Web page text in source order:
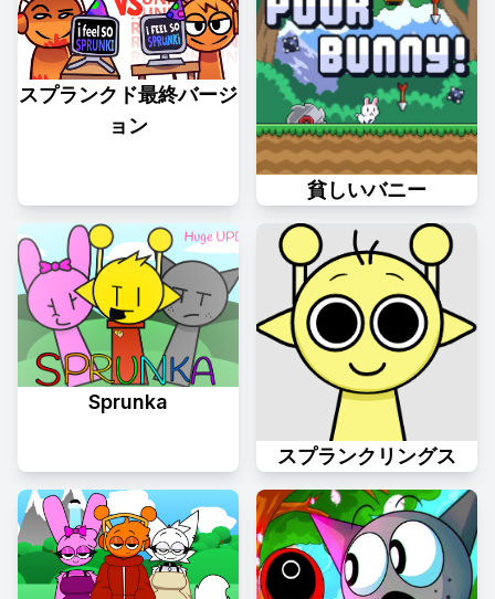
スプランクド最終バージ
ョン
貧しいバニー
Sprunka
スプランクリングス